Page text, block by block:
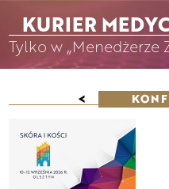
KURIER
Tylko w „Menedżerze
<